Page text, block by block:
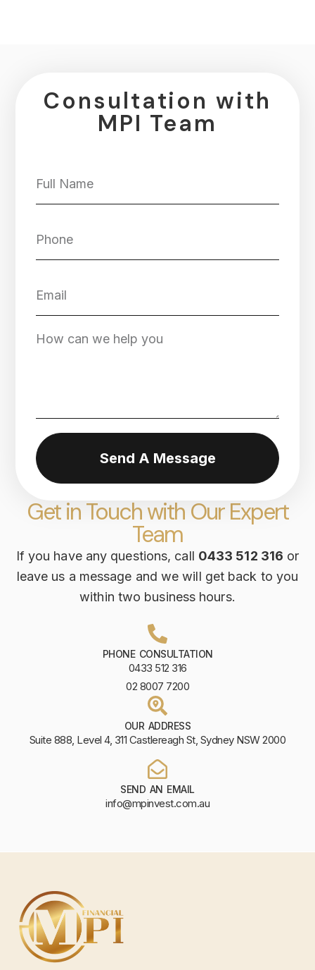
Get in Touch with Our Expert
Team
If you have any questions, call 0433 512 316 or
leave us a message and we will get back to you
within two business hours.
PHONE CONSULTATION
0433 512 316
02 8007 7200
OUR ADDRESS
Suite 888, Level 4, 311 Castlereagh St, Sydney NSW 2000
SEND AN EMAIL
info@mpinvest.com.au
Consultation with
MPI Team
Send A Message